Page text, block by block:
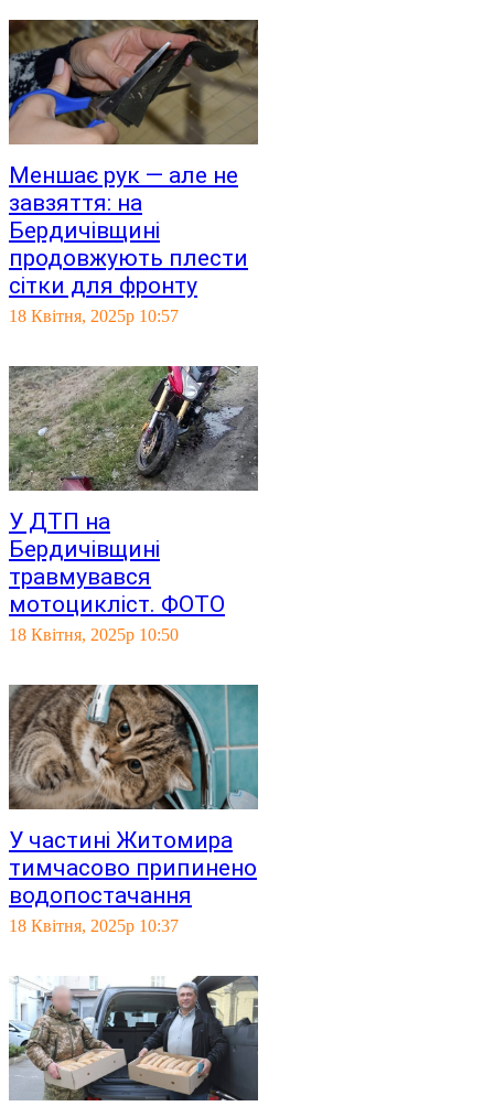
Меншає рук — але не
завзяття: на
Бердичівщині
продовжують плести
сітки для фронту
18 Квітня, 2025р 10:57
У ДТП на
Бердичівщині
травмувався
мотоцикліст. ФОТО
18 Квітня, 2025р 10:50
У частині Житомира
тимчасово припинено
водопостачання
18 Квітня, 2025р 10:37